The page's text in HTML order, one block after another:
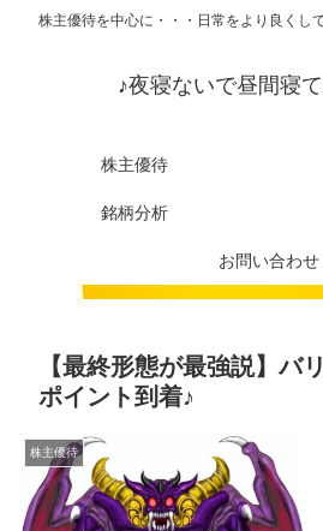
株主優待を中心に・・・日常をより良くし
♪夜寝ないで昼間寝
株主優待
銘柄分析
お問い合わせ
【最終形態が最強説】バ
ポイント到着♪
株主優待